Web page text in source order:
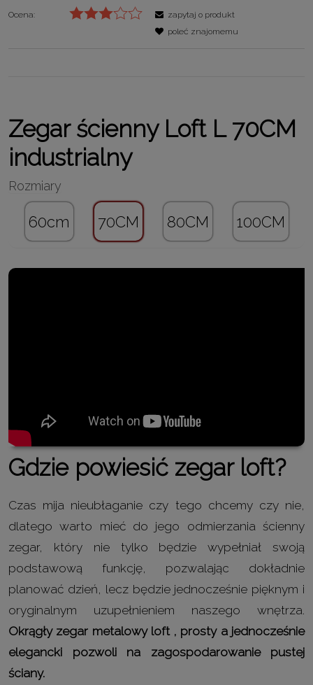
Ocena:
zapytaj o produkt
poleć znajomemu
Zegar ścienny Loft L 70CM
industrialny
60cm 70CM 80CM 100CM
Gdzie powiesić zegar loft?
Czas mija nieubłaganie czy tego chcemy czy nie,
dlatego warto mieć do jego odmierzania ścienny
zegar, który nie tylko będzie wypełniał swoją
podstawową funkcję, pozwalając dokładnie
planować dzień, lecz będzie jednocześnie pięknym i
oryginalnym uzupełnieniem naszego wnętrza.
Okrągły zegar metalowy loft , prosty a jednocześnie
elegancki pozwoli na zagospodarowanie pustej
ściany.